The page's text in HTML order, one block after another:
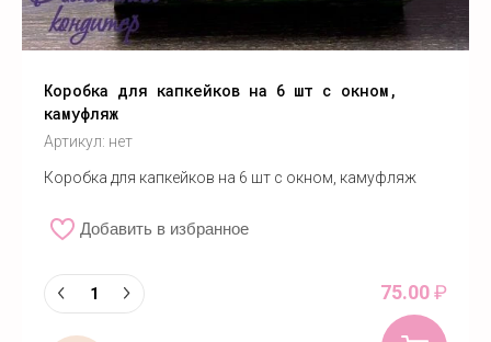
Коробка для капкейков на 6 шт с окном,
камуфляж
Артикул: нет
Коробка для капкейков на 6 шт с окном, камуфляж
Добавить в избранное
75.00₽